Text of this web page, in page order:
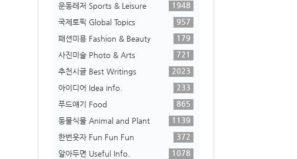
운동레저 Sports & Leisure
1948
국제토픽 Global Topics
957
패션미용 Fashion & Beauty
179
사진미술 Photo & Arts
721
추천시글 Best Writings
2023
아이디어 Idea info.
233
푸드얘기 Food
865
동물식물 Animal and Plant
1139
한번웃자 Fun Fun Fun
372
알아두면 Useful Info.
1078